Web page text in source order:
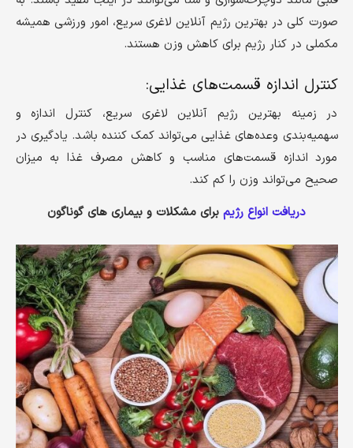
صورت کلی در بهترین رژیم آنلاین لاغری سریع، امور ورزشی همیشه
مکملی در کنار رژیم برای کاهش وزن هستند.
کنترل اندازه قسمت‌های غذایی:
در زمینه بهترین رژیم آنلاین لاغری سریع، کنترل اندازه و
سهمیه‌بندی وعده‌های غذایی می‌تواند کمک کننده باشد. یادگیری در
مورد اندازه قسمت‌های مناسب و کاهش مصرف غذا به میزان
صحیح می‌تواند وزن را کم کند.
دریافت انواع رژیم برای مشکلات و بیماری های گوناگون